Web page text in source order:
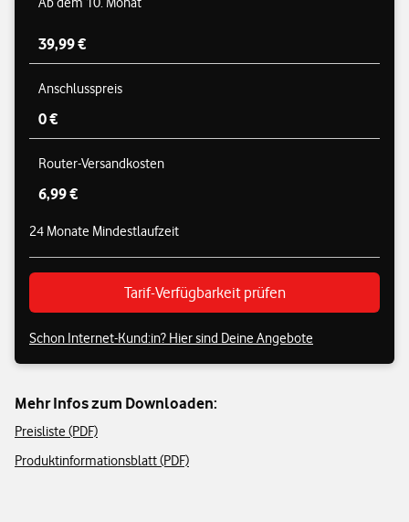
39,99 €
Anschlusspreis
0 €
Router-Versandkosten
6,99 €
24 Monate Mindestlaufzeit
Tarif-Verfügbarkeit prüfen
Schon Internet-Kund:in? Hier sind Deine Angebote
Mehr Infos zum Downloaden:
Preisliste (PDF)
Produktinformationsblatt (PDF)